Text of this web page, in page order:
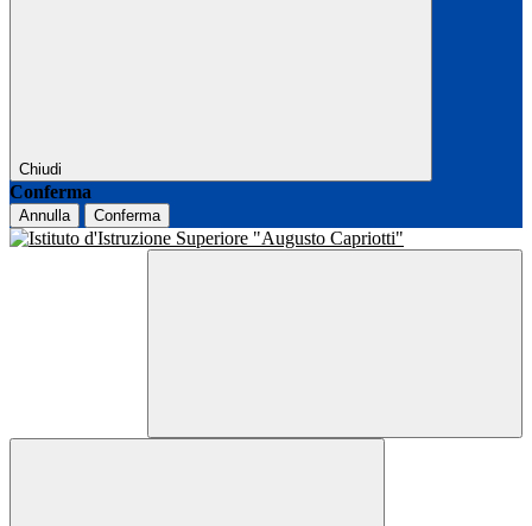
Chiudi
Conferma
Annulla Conferma